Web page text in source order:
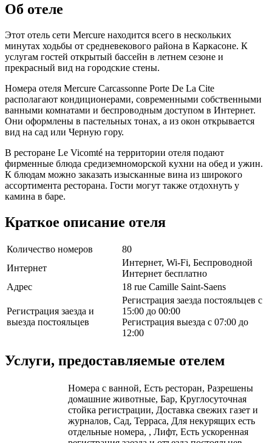
Об отеле
Этот отель сети Mercure находится всего в нескольких
минутах ходьбы от средневекового района в Каркасоне. К
услугам гостей открытый бассейн в летнем сезоне и
прекрасный вид на городские стены.
Номера отеля Mercure Carcassonne Porte De La Cite
располагают кондиционерами, современными собственными
ванными комнатами и беспроводным доступом в Интернет.
Они оформлены в пастельных тонах, а из окон открывается
вид на сад или Черную гору.
В ресторане Le Vicomté на территории отеля подают
фирменные блюда средиземноморской кухни на обед и ужин.
К блюдам можно заказать изысканные вина из широкого
ассортимента ресторана. Гости могут также отдохнуть у
камина в баре.
Краткое описание отеля
Количество номеров
80
Интернет
Интернет, Wi-Fi, Беспроводной
Интернет бесплатно
Адрес
18 rue Camille Saint-Saens
Регистрация заезда и
выезда постояльцев
Регистрация заезда постояльцев с
15:00 до 00:00
Регистрация выезда с 07:00 до
12:00
Услуги, предоставляемые отелем
Номера с ванной, Есть ресторан, Разрешены
домашние животные, Бар, Круглосуточная
стойка регистрации, Доставка свежих газет и
журналов, Сад, Терраса, Для некурящих есть
отдельные номера, , Лифт, Есть ускоренная